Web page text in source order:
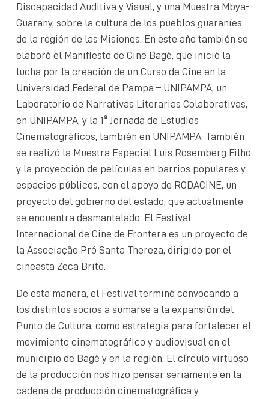
Discapacidad Auditiva y Visual, y una Muestra Mbya-
Guarany, sobre la cultura de los pueblos guaraníes
de la región de las Misiones. En este año también se
elaboró el Manifiesto de Cine Bagé, que inició la
lucha por la creación de un Curso de Cine en la
Universidad Federal de Pampa – UNIPAMPA, un
Laboratorio de Narrativas Literarias Colaborativas,
en UNIPAMPA, y la 1ª Jornada de Estudios
Cinematográficos, también en UNIPAMPA. También
se realizó la Muestra Especial Luis Rosemberg Filho
y la proyección de películas en barrios populares y
espacios públicos, con el apoyo de RODACINE, un
proyecto del gobierno del estado, que actualmente
se encuentra desmantelado. El Festival
Internacional de Cine de Frontera es un proyecto de
la Associação Pró Santa Thereza, dirigido por el
cineasta Zeca Brito.
De esta manera, el Festival terminó convocando a
los distintos socios a sumarse a la expansión del
Punto de Cultura, como estrategia para fortalecer el
movimiento cinematográfico y audiovisual en el
municipio de Bagé y en la región. El círculo virtuoso
de la producción nos hizo pensar seriamente en la
cadena de producción cinematográfica y